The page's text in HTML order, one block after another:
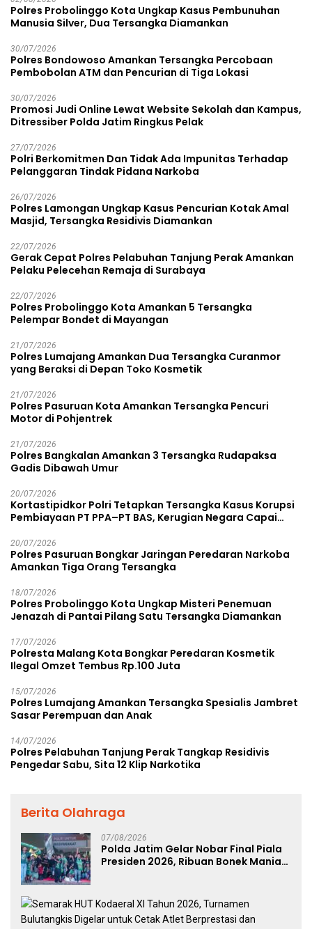
Polres Probolinggo Kota Ungkap Kasus Pembunuhan
Manusia Silver, Dua Tersangka Diamankan
30/07/2026
Polres Bondowoso Amankan Tersangka Percobaan
Pembobolan ATM dan Pencurian di Tiga Lokasi
30/07/2026
Promosi Judi Online Lewat Website Sekolah dan Kampus,
Ditressiber Polda Jatim Ringkus Pelak
27/07/2026
Polri Berkomitmen Dan Tidak Ada Impunitas Terhadap
Pelanggaran Tindak Pidana Narkoba
26/07/2026
Polres Lamongan Ungkap Kasus Pencurian Kotak Amal
Masjid, Tersangka Residivis Diamankan
22/07/2026
Gerak Cepat Polres Pelabuhan Tanjung Perak Amankan
Pelaku Pelecehan Remaja di Surabaya
22/07/2026
Polres Probolinggo Kota Amankan 5 Tersangka
Pelempar Bondet di Mayangan
21/07/2026
Polres Lumajang Amankan Dua Tersangka Curanmor
yang Beraksi di Depan Toko Kosmetik
21/07/2026
Polres Pasuruan Kota Amankan Tersangka Pencuri
Motor di Pohjentrek
21/07/2026
Polres Bangkalan Amankan 3 Tersangka Rudapaksa
Gadis Dibawah Umur
20/07/2026
Kortastipidkor Polri Tetapkan Tersangka Kasus Korupsi
Pembiayaan PT PPA–PT BAS, Kerugian Negara Capai
20/07/2026
Polres Pasuruan Bongkar Jaringan Peredaran Narkoba
Amankan Tiga Orang Tersangka
18/07/2026
Polres Probolinggo Kota Ungkap Misteri Penemuan
Jenazah di Pantai Pilang Satu Tersangka Diamankan
17/07/2026
Polresta Malang Kota Bongkar Peredaran Kosmetik
Ilegal Omzet Tembus Rp.100 Juta
15/07/2026
Polres Lumajang Amankan Tersangka Spesialis Jambret
Sasar Perempuan dan Anak
14/07/2026
Polres Pelabuhan Tanjung Perak Tangkap Residivis
Pengedar Sabu, Sita 12 Klip Narkotika
Berita Olahraga
07/08/2026
Polda Jatim Gelar Nobar Final Piala
Presiden 2026, Ribuan Bonek Mania